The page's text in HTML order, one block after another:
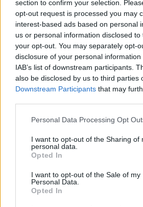
section to confirm your selection.
opt-out request is processed you may
interest-based ads based on personal
us or personal information disclosed
your opt-out. You may separately opt-
disclosure of your personal
IAB’s list of downstream participants.
also be disclosed by us to third parties
Downstream Participants that may
Please note that this website/app uses
not limited to your visit or usage
grant or deny consent to Google and
use your data for below specified
consent section.
Personal Data Processing Opt
I want to opt-out of the Sharing of
personal data.
Opted In
I want to opt-out of the Sale of my
Personal Data.
Opted In
cocina asegurará que
siendo una joya en la televisión
AUTOR
Edoardo Vitali
Palermo, manteniendo la
economía, aporta un
un detalle personal: aún